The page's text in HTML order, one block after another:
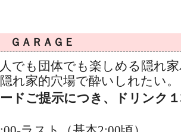
ＧＡＲＡＧＥ
でも団体でも楽しめる隠れ
れ家的穴場で酔いしれたい
ドご提示につき、ドリンク